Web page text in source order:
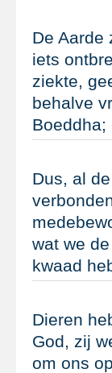
De Aarde
iets
ziekte,
behalve
Boeddha;
Dus, al
wat we
kwaad
Dieren
God, zij
om ons